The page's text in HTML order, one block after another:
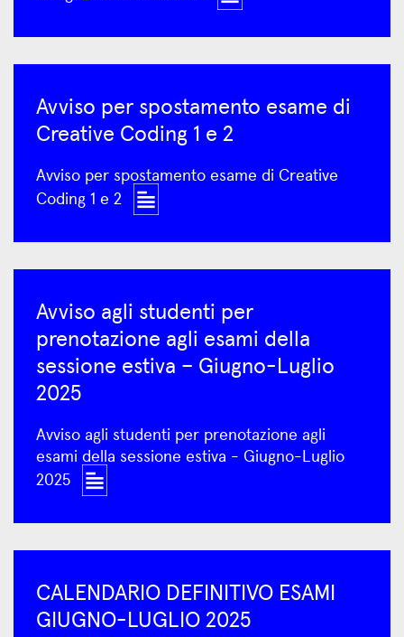
Avviso per spostamento esame di
Creative Coding 1 e 2
Avviso per spostamento esame di Creative
Coding 1 e 2
Avviso agli studenti per
prenotazione agli esami della
sessione estiva – Giugno-Luglio
2025
Avviso agli studenti per prenotazione agli
esami della sessione estiva - Giugno-Luglio
2025
CALENDARIO DEFINITIVO ESAMI
GIUGNO-LUGLIO 2025